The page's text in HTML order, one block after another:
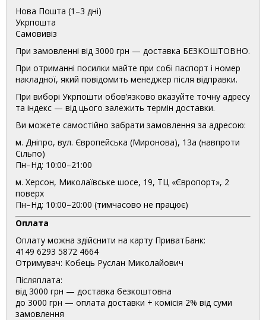
Нова Пошта (1–3 дні)
Укрпошта
Самовивіз
При замовленні від 3000 грн — доставка БЕЗКОШТОВНО.
При отриманні посилки майте при собі паспорт і номер
накладної, який повідомить менеджер після відправки.
При виборі Укрпошти обов’язково вказуйте точну адресу
та індекс — від цього залежить термін доставки.
Ви можете самостійно забрати замовлення за адресою:
м. Дніпро, вул. Європейська (Миронова), 13а (навпроти
Сільпо)
Пн–Нд: 10:00–21:00
м. Херсон, Миколаївське шосе, 19, ТЦ «Європорт», 2
поверх
Пн–Нд: 10:00–20:00 (тимчасово не працює)
Оплата
Оплату можна здійснити на карту ПриватБанк:
4149 6293 5872 4664
Отримувач: Кобець Руслан Миколайович
Післяплата:
від 3000 грн — доставка безкоштовна
до 3000 грн — оплата доставки + комісія 2% від суми
замовлення